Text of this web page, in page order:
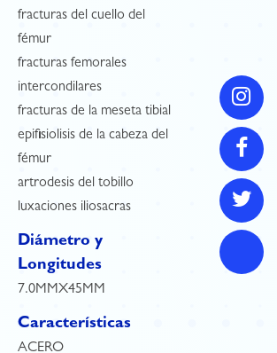
fracturas del cuello del
fémur
fracturas femorales
intercondilares
fracturas de la meseta tibial
epifisiolisis de la cabeza del
fémur
artrodesis del tobillo
luxaciones iliosacras
Diámetro y
Longitudes
7.0MMX45MM
Características
ACERO